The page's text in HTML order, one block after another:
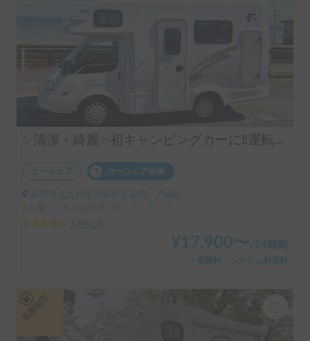
✨清潔・綺麗✨初キャンピングカーに‼️運転しやすいココナッツ号 🚐レビュー高評価で安心⭐️初心者歓迎🔰マイカー預かり無料 ✨️【福岡県北九州市】
カーシェア カーシェア保険
福岡県北九州市戸畑区天籟寺, ' 戸畑駅
4.94
18
¥ 17,900〜 /24時間
＋保険料・システム利用料